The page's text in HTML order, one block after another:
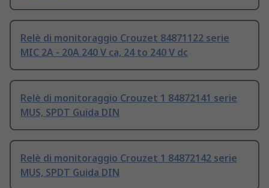
Relè di monitoraggio Crouzet 84871122 serie
MIC 2A - 20A 240 V ca, 24 to 240 V dc
Relè di monitoraggio Crouzet 1 84872141 serie
MUS, SPDT Guida DIN
Relè di monitoraggio Crouzet 1 84872142 serie
MUS, SPDT Guida DIN